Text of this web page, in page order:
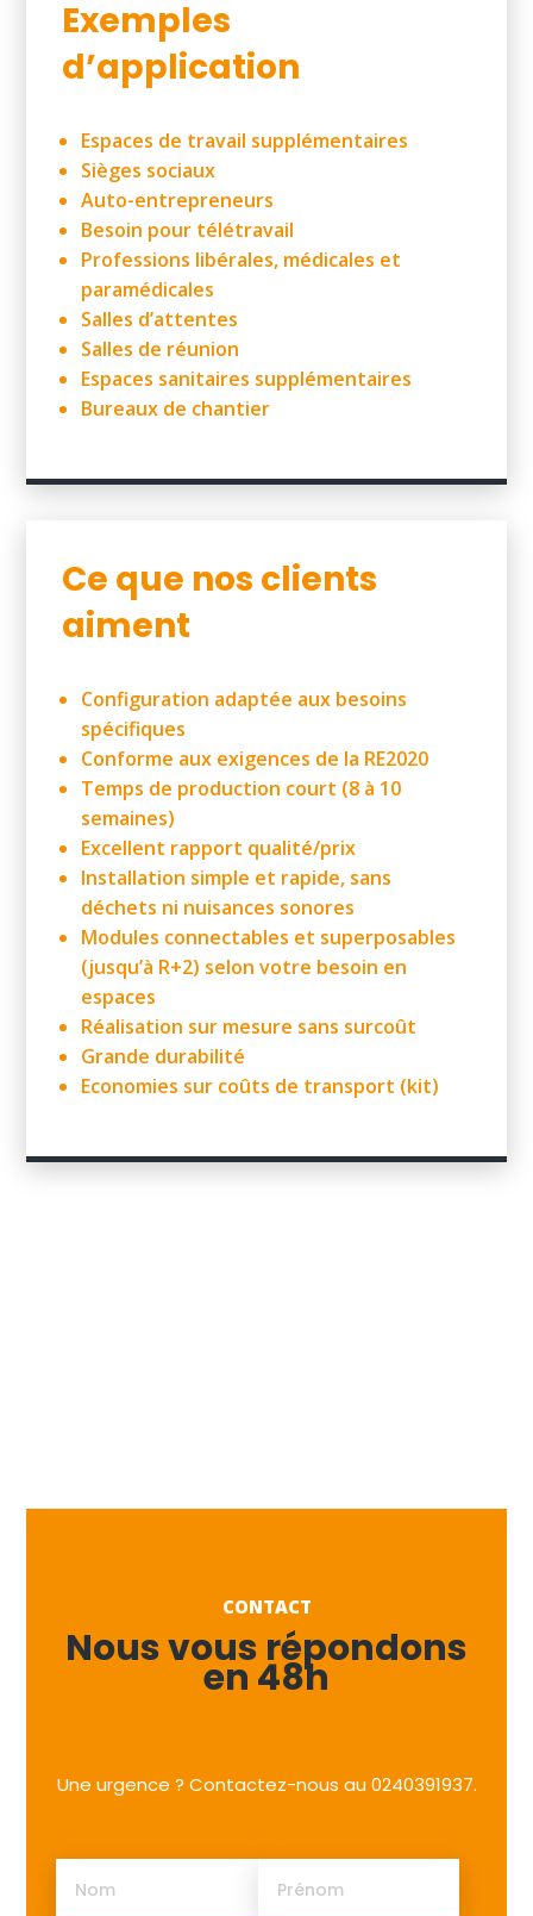
Exemples
d’application
Espaces de travail supplémentaires
Sièges sociaux
Auto-entrepreneurs
Besoin pour télétravail
Professions libérales, médicales et
paramédicales
Salles d’attentes
Salles de réunion
Espaces sanitaires supplémentaires
Bureaux de chantier
Ce que nos clients
aiment
Configuration adaptée aux besoins
spécifiques
Conforme aux exigences de la RE2020
Temps de production court (8 à 10
semaines)
Excellent rapport qualité/prix
Installation simple et rapide, sans
déchets ni nuisances sonores
Modules connectables et superposables
(jusqu’à R+2) selon votre besoin en
espaces
Réalisation sur mesure sans surcoût
Grande durabilité
Economies sur coûts de transport (kit)
CONTACT
Nous vous répondons
en 48h
Une urgence ? Contactez-nous au 0240391937.